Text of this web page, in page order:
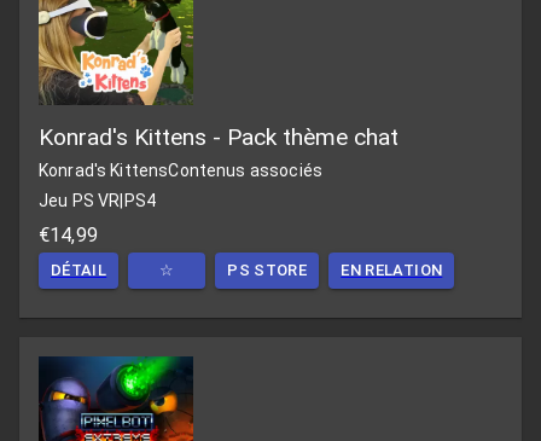
Konrad's Kittens - Pack thème chat
Konrad's KittensContenus associés
Jeu PS VR PS4
€14,99
DÉTAIL ☆ PS STORE EN RELATION